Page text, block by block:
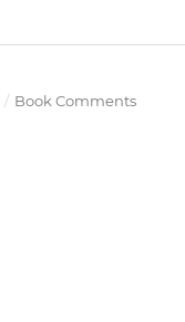
/ Book Comments